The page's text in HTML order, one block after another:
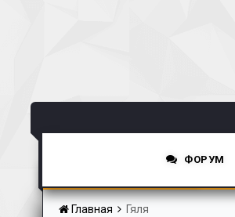
ФОРУМ
Главная Гяля